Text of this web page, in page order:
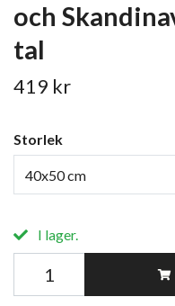
och
tal
419 kr
Storlek
40x50 cm
I lager.